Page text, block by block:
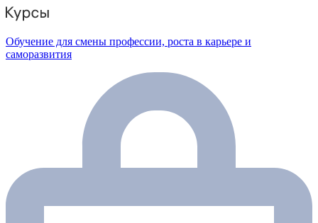
Обучение для смены профессии, роста в карьере и
саморазвития